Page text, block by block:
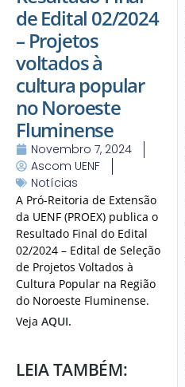
de Edital 02/2024
– Projetos
voltados à
cultura popular
no Noroeste
Fluminense
Novembro 7, 2024
Ascom UENF
Notícias
A Pró-Reitoria de Extensão
da UENF (PROEX) publica o
Resultado Final do Edital
02/2024 – Edital de Seleção
de Projetos Voltados à
Cultura Popular na Região
do Noroeste Fluminense.
Veja AQUI.
LEIA TAMBÉM: